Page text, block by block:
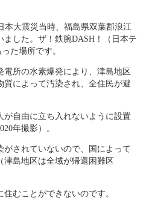
本大震災当時、福島県双葉郡浪江
ました。ザ！鉄腕DASH！（日本テ
た場所です。
所の水素爆発により、津島地区
質によって汚染され、全住民が避
が自由に立ち入れないように設置
年撮影）。
がされていないので、国によって
津島地区は全域が帰還困難区
むことができないのです。